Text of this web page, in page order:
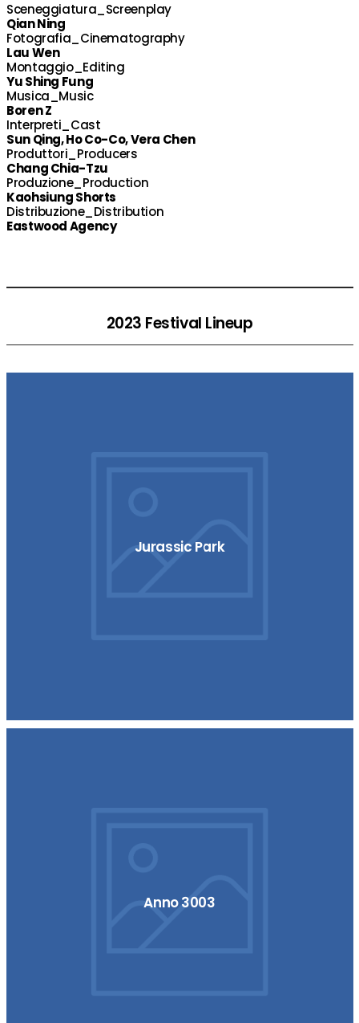
Sceneggiatura_Screenplay
Qian Ning
Fotografia_Cinematography
Lau Wen
Montaggio_Editing
Yu Shing Fung
Musica_Music
Boren Z
Interpreti_Cast
Sun Qing, Ho Co-Co, Vera Chen
Produttori_Producers
Chang Chia-Tzu
Produzione_Production
Kaohsiung Shorts
Distribuzione_Distribution
Eastwood Agency
2023 Festival Lineup
Jurassic Park
Anno 3003